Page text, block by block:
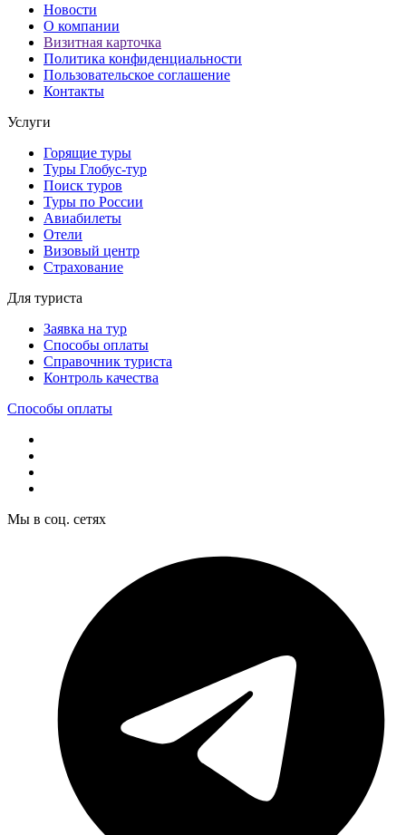
Новости
О компании
Визитная карточка
Политика конфиденциальности
Пользовательское соглашение
Контакты
Услуги
Горящие туры
Туры Глобус-тур
Поиск туров
Туры по России
Авиабилеты
Отели
Визовый центр
Страхование
Для туриста
Заявка на тур
Способы оплаты
Справочник туриста
Контроль качества
Способы оплаты
Мы в соц. сетях